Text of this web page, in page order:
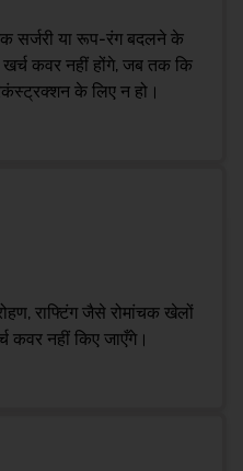
सर्जरी या रूप-रंग बदलने के
कवर नहीं होंगे, जब तक कि
के लिए न हो।
राफ्टिंग जैसे रोमांचक खेलों
कवर नहीं किए जाएँगे।